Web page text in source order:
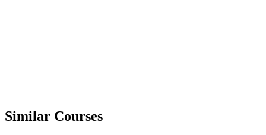
Similar Courses